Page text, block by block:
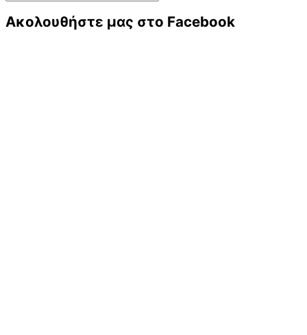
Ακολουθήστε μας στο Facebook